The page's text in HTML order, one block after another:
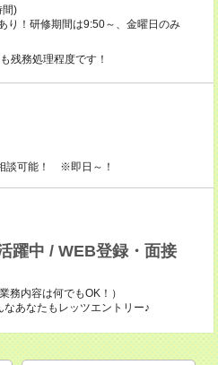
)
り！研修期間は9:50～、金曜日のみ
残務処理程度です！
談可能！ ※即日～！
躍中 / WEB登録・面接
務内容は何でもOK！）
あなたもレッツエントリー♪